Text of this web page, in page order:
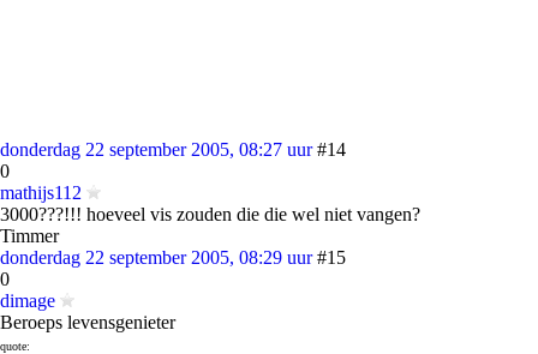
donderdag 22 september 2005, 08:27 uur #14
0
mathijs112
3000???!!! hoeveel vis zouden die die wel niet vangen?
Timmer
donderdag 22 september 2005, 08:29 uur #15
0
dimage
Beroeps levensgenieter
quote: